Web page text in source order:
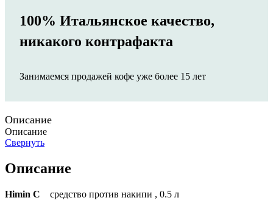
100% Итальянское качество,
никакого контрафакта
Занимаемся продажей кофе уже более 15 лет
Описание
Описание
Свернуть
Описание
Himin C средство против накипи , 0.5 л